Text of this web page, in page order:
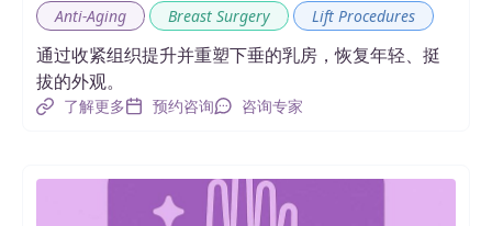
Anti-Aging Breast Surgery Lift Procedures
通过收紧组织提升并重塑下垂的乳房，恢复年轻、挺
拔的外观。
了解更多 预约咨询 咨询专家